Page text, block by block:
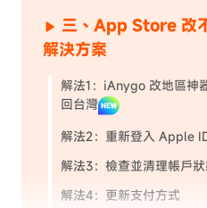
三、App Store 改
解決方案
解法1：iAnygo 改地區神
回台灣
解法2：重新登入 Apple
解法3：檢查並清理帳戶
解法4：更新支付方式